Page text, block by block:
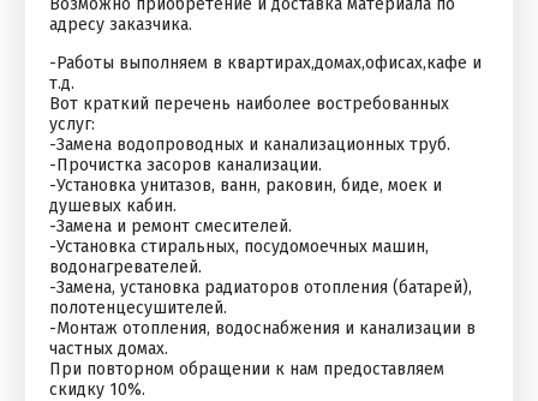
Возможно приобретение и доставка материала по
адресу заказчика.
-Работы выполняем в квартирах,домах,офисах,кафе и
т.д.
Вот краткий перечень наиболее востребованных
услуг:
-Замена водопроводных и канализационных труб.
-Прочистка засоров канализации.
-Установка унитазов, ванн, раковин, биде, моек и
душевых кабин.
-Замена и ремонт смесителей.
-Установка стиральных, посудомоечных машин,
водонагревателей.
-Замена, установка радиаторов отопления (батарей),
полотенцесушителей.
-Монтаж отопления, водоснабжения и канализации в
частных домах.
При повторном обращении к нам предоставляем
скидку 10%.